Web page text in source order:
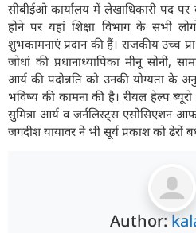
सीबीईओ कार्यालय में लेखाधिकारी पद पर
होने पर यहां शिक्षा विभाग के सभी
शुभकामनाएं प्रदान की हैं। राजकीय उच्च
जोधां की प्रधानाध्यापिका मीनू सोनी,
आर्य की पदोन्नति को उनकी योग्यता
भविष्य की कामना की है। रीयल हेल्प ब्यूरो
सुमित्रा आर्य व जर्नलिस्ट्स एसोसिएशन आफ
जगदीश यायावर ने भी सूर्य प्रकाश को ढेरों
Author: